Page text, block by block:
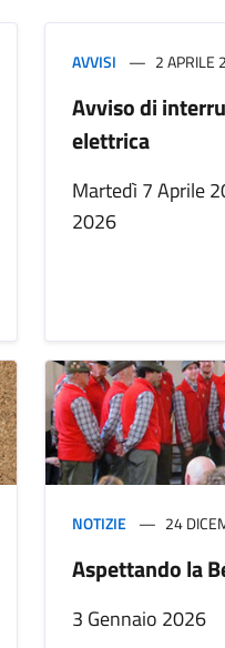
AVVISI 2 APRILE
Avviso di
elettrica
Martedì 7 Aprile
2026
NOTIZIE 24
Aspettando la
3 Gennaio 2026